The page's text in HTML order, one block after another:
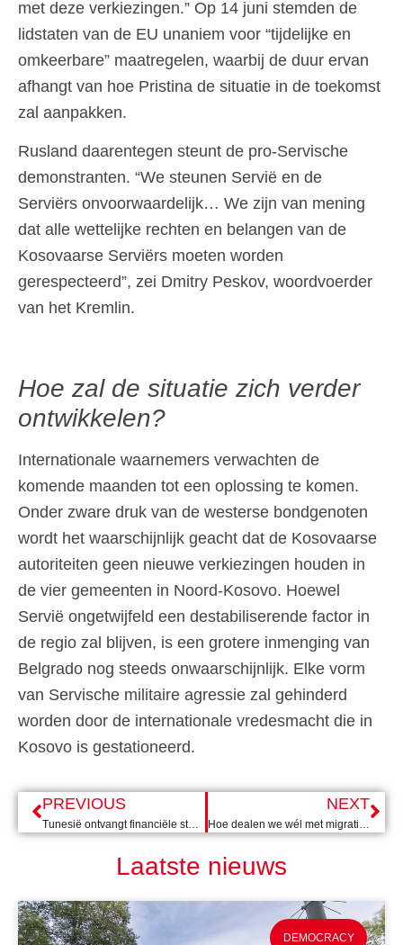
met deze verkiezingen.” Op 14 juni stemden de
lidstaten van de EU unaniem voor “tijdelijke en
omkeerbare” maatregelen, waarbij de duur ervan
afhangt van hoe Pristina de situatie in de toekomst
zal aanpakken.
Rusland daarentegen steunt de pro-Servische
demonstranten. “We steunen Servië en de
Serviërs onvoorwaardelijk… We zijn van mening
dat alle wettelijke rechten en belangen van de
Kosovaarse Serviërs moeten worden
gerespecteerd”, zei Dmitry Peskov, woordvoerder
van het Kremlin.
Hoe zal de situatie zich verder
ontwikkelen?
Internationale waarnemers verwachten de
komende maanden tot een oplossing te komen.
Onder zware druk van de westerse bondgenoten
wordt het waarschijnlijk geacht dat de Kosovaarse
autoriteiten geen nieuwe verkiezingen houden in
de vier gemeenten in Noord-Kosovo. Hoewel
Servië ongetwijfeld een destabiliserende factor in
de regio zal blijven, is een grotere inmenging van
Belgrado nog steeds onwaarschijnlijk. Elke vorm
van Servische militaire agressie zal gehinderd
worden door de internationale vredesmacht die in
Kosovo is gestationeerd.
PREVIOUS
Tunesië ontvangt financiële steun van EU om migratie aan te pakken
NEXT
Laatste nieuws
DEMOCRACY